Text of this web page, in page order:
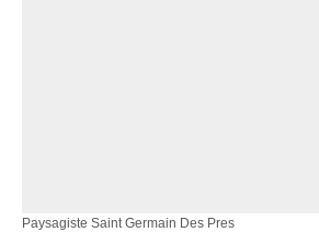
Paysagiste Saint Germain Des Pres